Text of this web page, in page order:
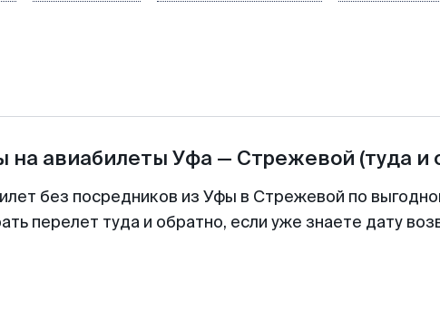
на авиабилеты Уфа — Стрежевой (туда и
без посредников из Уфы в Стрежевой по
перелет туда и обратно, если уже знаете дату